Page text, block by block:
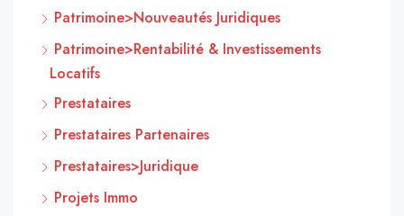
Patrimoine>Nouveautés Juridiques
Patrimoine>Rentabilité & Investissements
Locatifs
Prestataires
Prestataires Partenaires
Prestataires>Juridique
Projets Immo